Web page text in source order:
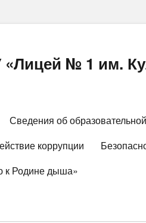
№ 1 им.
Сведения об
коррупции
к Родине дыша»